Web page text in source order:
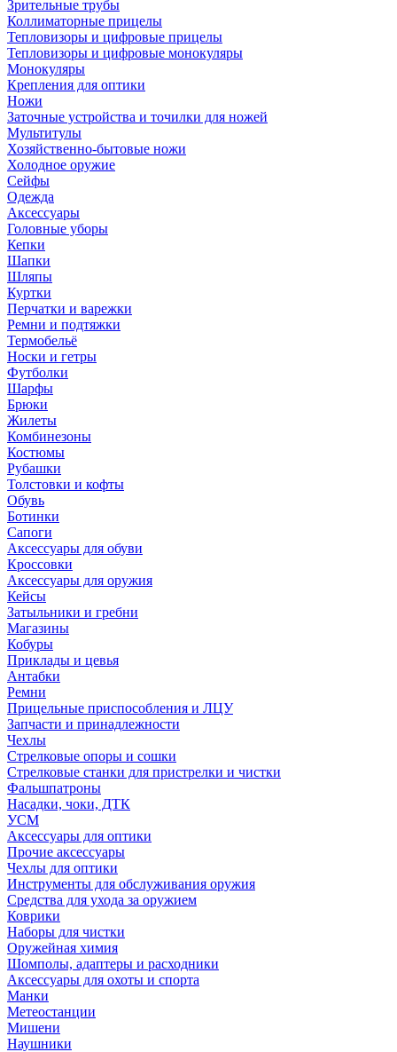
Зрительные трубы
Коллиматорные прицелы
Тепловизоры и цифровые прицелы
Тепловизоры и цифровые монокуляры
Монокуляры
Крепления для оптики
Ножи
Заточные устройства и точилки для ножей
Мультитулы
Хозяйственно-бытовые ножи
Холодное оружие
Сейфы
Одежда
Аксессуары
Головные уборы
Кепки
Шапки
Шляпы
Куртки
Перчатки и варежки
Ремни и подтяжки
Термобельё
Носки и гетры
Футболки
Шарфы
Брюки
Жилеты
Комбинезоны
Костюмы
Рубашки
Толстовки и кофты
Обувь
Ботинки
Сапоги
Аксессуары для обуви
Кроссовки
Аксессуары для оружия
Кейсы
Затыльники и гребни
Магазины
Кобуры
Приклады и цевья
Антабки
Ремни
Прицельные приспособления и ЛЦУ
Запчасти и принадлежности
Чехлы
Стрелковые опоры и сошки
Стрелковые станки для пристрелки и чистки
Фальшпатроны
Насадки, чоки, ДТК
УСМ
Аксессуары для оптики
Прочие аксессуары
Чехлы для оптики
Инструменты для обслуживания оружия
Средства для ухода за оружием
Коврики
Наборы для чистки
Оружейная химия
Шомполы, адаптеры и расходники
Аксессуары для охоты и спорта
Манки
Метеостанции
Мишени
Наушники